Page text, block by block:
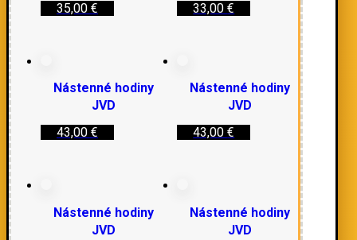
35,00 €
33,00€
Nástenné hodiny
JVD
43,00 €
Nástenné hodiny
JVD
43,00€
Nástenné hodiny
JVD
Nástenné hodiny
JVD